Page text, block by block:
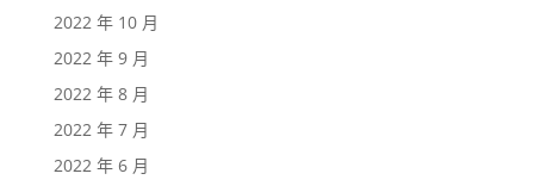
2022 年 10 月
2022 年 9 月
2022 年 8 月
2022 年 7 月
2022 年 6 月